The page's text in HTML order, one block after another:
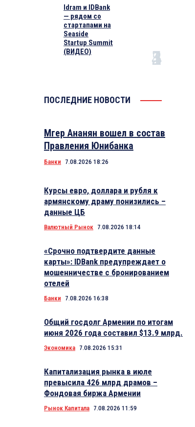
Idram и IDBank
— рядом со
стартапами на
Seaside
Startup Summit
(ВИДЕО)
ПОСЛЕДНИЕ НОВОСТИ
Мгер Ананян вошел в состав
Правления Юнибанка
Банки 7.08.2026 18:26
Курсы евро, доллара и рубля к
армянскому драму понизились –
данные ЦБ
Валютный Рынок 7.08.2026 18:14
«Срочно подтвердите данные
карты»: IDBank предупреждает о
мошенничестве с бронированием
отелей
Банки 7.08.2026 16:38
Общий госдолг Армении по итогам
июня 2026 года составил $13.9 млрд.
Экономика 7.08.2026 15:31
Капитализация рынка в июле
превысила 426 млрд драмов –
Фондовая биржа Армении
Рынок Капитала 7.08.2026 11:59